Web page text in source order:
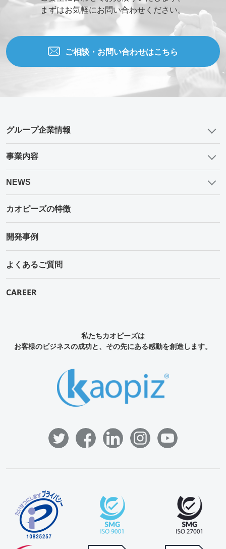
まずはお気軽にお問い合わせください。
ご相談・お問い合わせはこちら
グループ企業情報
事業内容
NEWS
カオピーズの特徴
開発事例
よくあるご質問
CAREER
私たちカオピーズは
お客様のビジネスの成功と、その先にある感動を創造します。